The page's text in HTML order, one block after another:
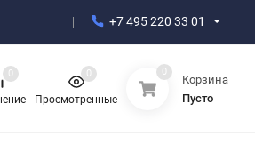
+7 495 220 33 01
0
Просмотренные
0 0
Корзина
Пусто